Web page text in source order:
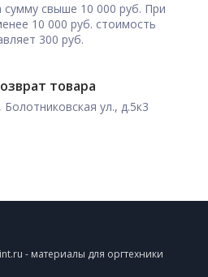
сумму свыше 10 000 руб. При
10 000 руб. стоимость
300 руб.
товара
ул., д.5к3
- материалы для оргтехники